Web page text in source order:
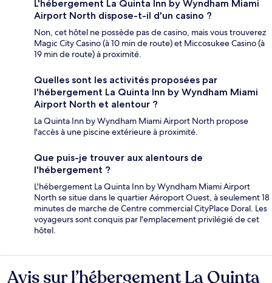
L'hébergement La Quinta Inn by Wyndham Miami
Airport North dispose-t-il d'un casino ?
Non, cet hôtel ne possède pas de casino, mais vous trouverez
Magic City Casino (à 10 min de route) et Miccosukee Casino (à
19 min de route) à proximité.
Quelles sont les activités proposées par
l'hébergement La Quinta Inn by Wyndham Miami
Airport North et alentour ?
La Quinta Inn by Wyndham Miami Airport North propose
l'accès à une piscine extérieure à proximité.
Que puis-je trouver aux alentours de
l'hébergement ?
L'hébergement La Quinta Inn by Wyndham Miami Airport
North se situe dans le quartier Aéroport Ouest, à seulement 18
minutes de marche de Centre commercial CityPlace Doral. Les
voyageurs sont conquis par l'emplacement privilégié de cet
hôtel.
Avis
Avis sur l’hébergement La Quinta